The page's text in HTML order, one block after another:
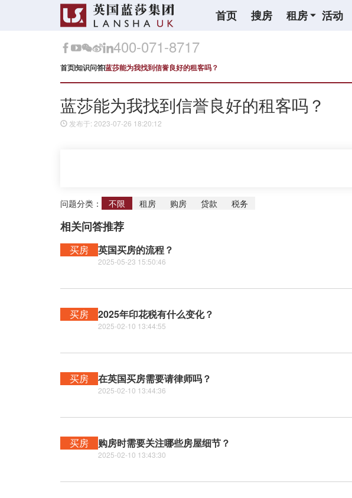
首页 搜房 租房 活动
400-071-8717
首页知识问答蓝莎能为我找到信誉良好的租客吗？
蓝莎能为我找到信誉良好的租客吗？
发布于: 2023-07-26 18:20:12
问题分类： 不限 租房 购房 贷款 税务
相关问答推荐
买房 英国买房的流程？
2025-05-23 15:50:46
买房 2025年印花税有什么变化？
2025-02-10 13:44:55
买房 在英国买房需要请律师吗？
2025-02-10 13:44:36
买房 购房时需要关注哪些房屋细节？
2025-02-10 13:43:30